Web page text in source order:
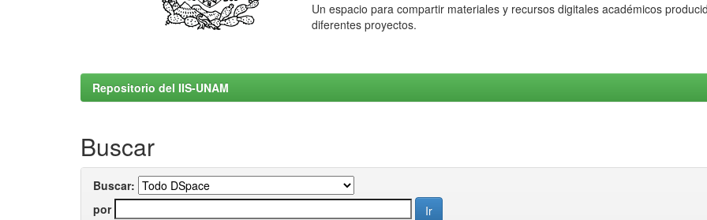
Un espacio para compartir materiales y recursos digitales académicos
diferentes proyectos.
Repositorio del IIS-UNAM
Buscar
Buscar:
por